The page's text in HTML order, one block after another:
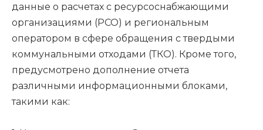
данные о расчетах с ресурсоснабжающими
организациями (РСО) и региональным
оператором в сфере обращения с твердыми
коммунальными отходами (ТКО). Кроме того,
предусмотрено дополнение отчета
различными информационными блоками,
такими как: